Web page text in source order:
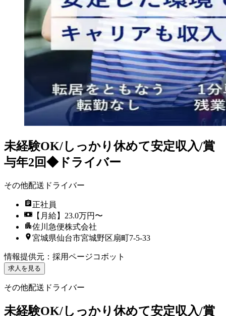
未経験OK/しっかり休めて安定収入/賞
与年2回◆ドライバー
その他配送ドライバー
正社員
【月給】23.0万円〜
佐川急便株式会社
宮城県仙台市宮城野区扇町7-5-33
情報提供元 ： 採用ページコボット
求人を見る
その他配送ドライバー
未経験OK/しっかり休めて安定収入/賞